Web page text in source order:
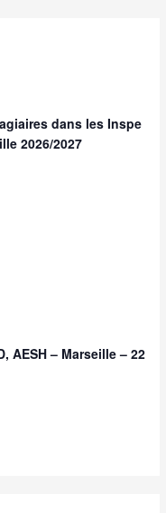
dans les Inspe
2026/2027
AESH – Marseille – 22